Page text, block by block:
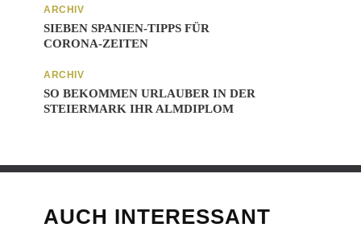
ARCHIV
SIEBEN SPANIEN-TIPPS FÜR
CORONA-ZEITEN
ARCHIV
SO BEKOMMEN URLAUBER IN DER
STEIERMARK IHR ALMDIPLOM
AUCH INTERESSANT